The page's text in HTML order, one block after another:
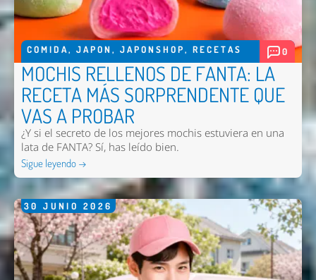
COMIDA, JAPON , JAPONSHOP, RECETAS 0
MOCHIS RELLENOS DE FANTA: LA
RECETA MÁS SORPRENDENTE QUE
VAS A PROBAR
¿Y si el secreto de los mejores mochis estuviera en una
lata de FANTA? Sí, has leído bien.
Sigue leyendo →
30 JUNIO 2026